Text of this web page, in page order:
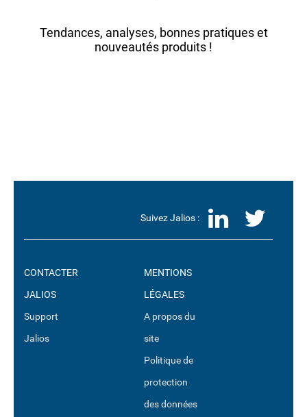
Tendances, analyses, bonnes pratiques et
nouveautés produits !
Suivez Jalios :
CONTACTER
JALIOS
Support
Jalios
MENTIONS
LÉGALES
A propos du
site
Politique de
protection
des données